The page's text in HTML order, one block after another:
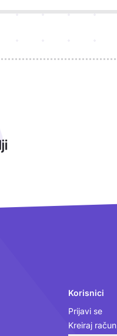
Korisnici
Prijavi se
Kreiraj račun